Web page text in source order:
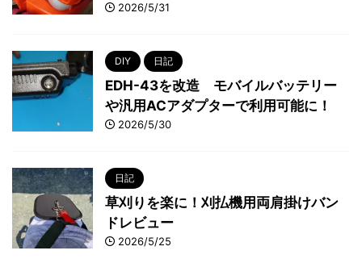
2026/5/31
DIY 日記
EDH-43を改造 モバイルバッテリー
や汎用ACアダプターで利用可能に！
2026/5/30
日記
草刈りを楽に！刈払機用両肩掛けバン
ドレビュー
2026/5/25